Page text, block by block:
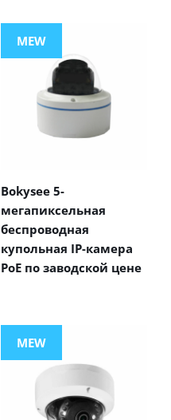
MEW
Bokysee 5-
мегапиксельная
беспроводная
купольная IP-камера
PoE по заводской цене
MEW